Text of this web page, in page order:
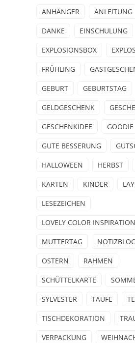
ANHÄNGER ANLEITUNG
DANKE EINSCHULUNG
EXPLOSIONSBOX
FRÜHLING
GEBURT GEBURTSTAG
GELDGESCHENK
GESCHENKIDEE GOODIE
GUTE BESSERUNG
HALLOWEEN HERBST
KARTEN KINDER
LESEZEICHEN
LOVELY COLOR INSPIRATION
MUTTERTAG
OSTERN RAHMEN
SCHÜTTELKARTE
SYLVESTER TAUFE
TISCHDEKORATION
VERPACKUNG